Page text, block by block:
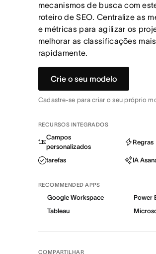
mecanismos de busca com
roteiro de SEO. Centralize as
e métricas para agilizar os
melhorar as classificações mais
rapidamente.
Crie o seu modelo
Cadastre-se para criar o seu próprio
RECURSOS INTEGRADOS
Campos
personalizados
Regras
tarefas IA
RECOMMENDED APPS
Google Workspace
Power
Tableau
COMPARTILHAR